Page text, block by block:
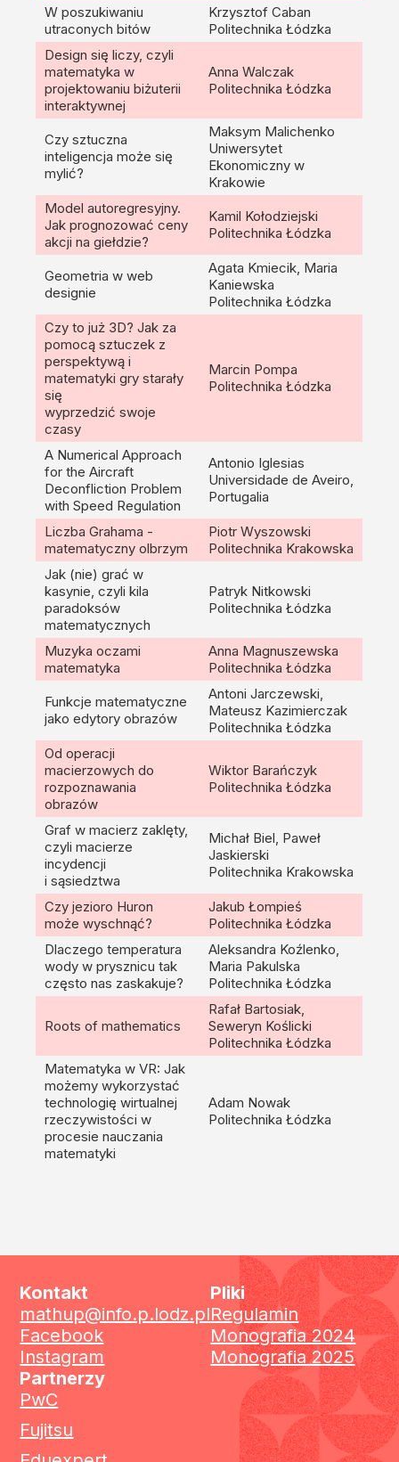
W poszukiwaniu
utraconych bitów
Krzysztof Caban
Politechnika Łódzka
Design się liczy, czyli
matematyka w
projektowaniu biżuterii
interaktywnej
Anna Walczak
Politechnika Łódzka
Czy sztuczna
inteligencja może się
mylić?
Maksym Malichenko
Uniwersytet
Ekonomiczny w
Krakowie
Model autoregresyjny.
Jak prognozować ceny
akcji na giełdzie?
Kamil Kołodziejski
Politechnika Łódzka
Geometria w web
designie
Agata Kmiecik, Maria
Kaniewska
Politechnika Łódzka
Czy to już 3D? Jak za
pomocą sztuczek z
perspektywą i
matematyki gry starały
się
wyprzedzić swoje
czasy
Marcin Pompa
Politechnika Łódzka
A Numerical Approach
for the Aircraft
Deconfliction Problem
with Speed Regulation
Antonio Iglesias
Universidade de Aveiro,
Portugalia
Liczba Grahama -
matematyczny olbrzym
Piotr Wyszowski
Politechnika Krakowska
Jak (nie) grać w
kasynie, czyli kila
paradoksów
matematycznych
Patryk Nitkowski
Politechnika Łódzka
Muzyka oczami
matematyka
Anna Magnuszewska
Politechnika Łódzka
Funkcje matematyczne
jako edytory obrazów
Antoni Jarczewski,
Mateusz Kazimierczak
Politechnika Łódzka
Od operacji
macierzowych do
rozpoznawania
obrazów
Wiktor Barańczyk
Politechnika Łódzka
Graf w macierz zaklęty,
czyli macierze
incydencji
i sąsiedztwa
Michał Biel, Paweł
Jaskierski
Politechnika Krakowska
Czy jezioro Huron
może wyschnąć?
Jakub Łompieś
Politechnika Łódzka
Dlaczego temperatura
wody w prysznicu tak
często nas zaskakuje?
Aleksandra Koźlenko,
Maria Pakulska
Politechnika Łódzka
Roots of mathematics
Rafał Bartosiak,
Seweryn Koślicki
Politechnika Łódzka
Matematyka w VR: Jak
możemy wykorzystać
technologię wirtualnej
rzeczywistości w
procesie nauczania
matematyki
Adam Nowak
Politechnika Łódzka
Kontakt
mathup@info.p.lodz.pl
Facebook
Instagram
Pliki
Regulamin
Monografia 2024
Monografia 2025
Partnerzy
PwC
Fujitsu